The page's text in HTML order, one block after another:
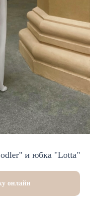
и юбка "Lotta"
онлайн